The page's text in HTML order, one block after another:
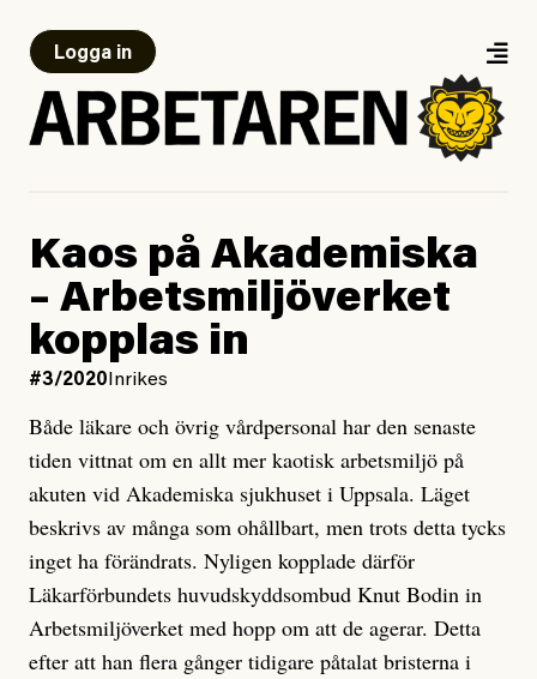
Logga in
Kaos på Akademiska
– Arbetsmiljöverket
kopplas in
#3/2020Inrikes
Både läkare och övrig vårdpersonal har den senaste
tiden vittnat om en allt mer kaotisk arbetsmiljö på
akuten vid Akademiska sjukhuset i Uppsala. Läget
beskrivs av många som ohållbart, men trots detta tycks
inget ha förändrats. Nyligen kopplade därför
Läkarförbundets huvudskyddsombud Knut Bodin in
Arbetsmiljöverket med hopp om att de agerar. Detta
efter att han flera gånger tidigare påtalat bristerna i